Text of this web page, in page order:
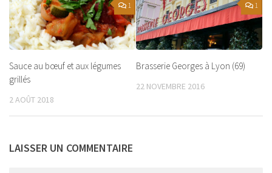
1
Sauce au bœuf et aux légumes
grillés
2 AOÛT 2018
1
Brasserie Georges à Lyon (69)
22 NOVEMBRE 2016
LAISSER UN COMMENTAIRE